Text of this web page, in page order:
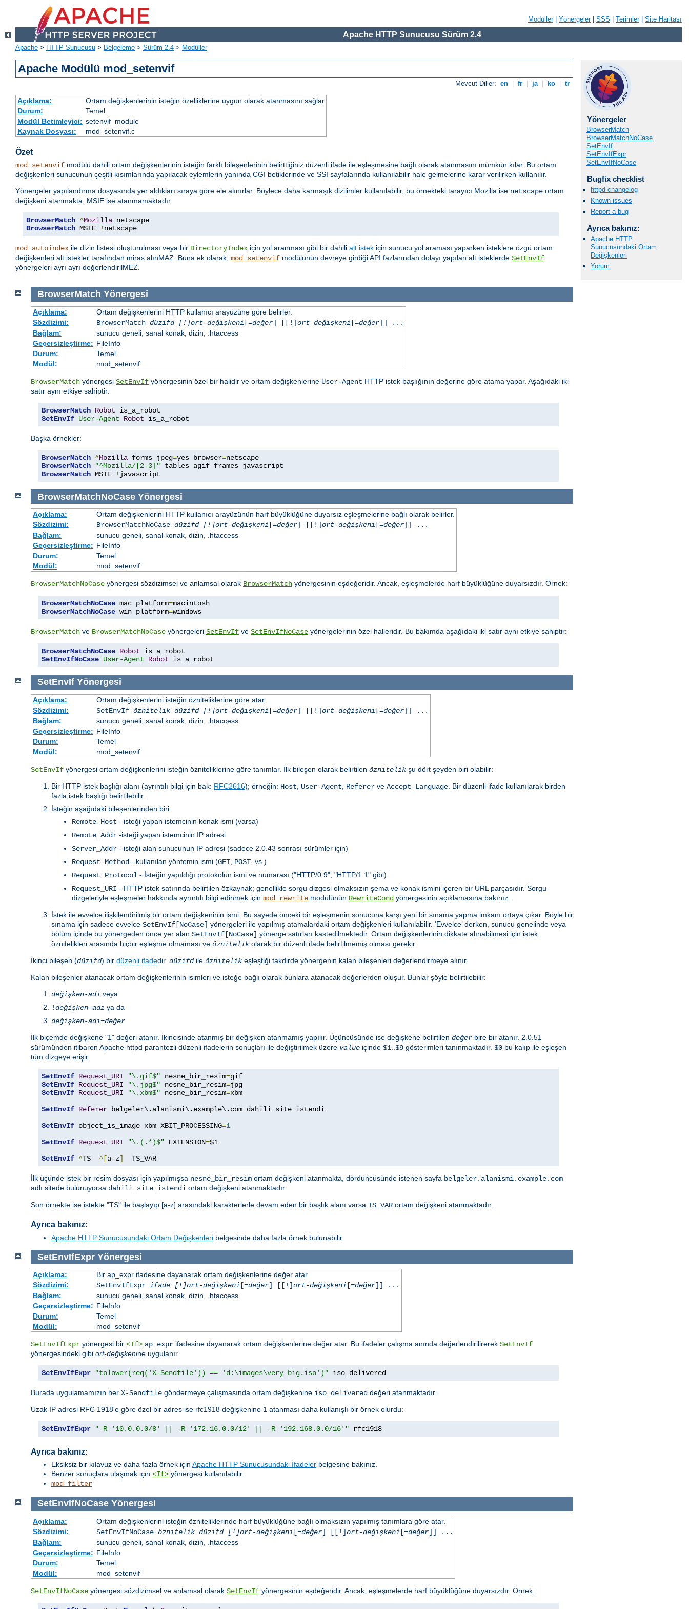
Modüller| Yönergeler| SSS Terimler| Site Haritası
Apache HTTP Sunucusu Sürüm 2.4
Apache > HTTP Sunucusu > Belgeleme > Sürüm 2.4 > Modüller
Apache Modülü mod_setenvif
Mevcut Diller: en fr ja ko tr
Açıklama:
Ortam değişkenlerinin isteğin özelliklerine uygun olarak atanmasını sağlar
Durum:
Temel
Modül Betimleyici: setenvif_module
Kaynak Dosyası:
mod_setenvif.c
Özet
mod_setenvif modülü dahili ortam değişkenlerinin isteğin farklı bileşenlerinin belirttiğiniz düzenli ifade ile eşleşmesine bağlı olarak atanmasını mümkün kılar. Bu ortam
değişkenleri sunucunun çeşitli kısımlarında yapılacak eylemlerin yanında CGI betiklerinde ve SSI sayfalarında kullanılabilir hale gelmelerine karar verilirken kullanılır.
Yönergeler yapılandırma dosyasında yer aldıkları sıraya göre ele alınırlar. Böylece daha karmaşık dizilimler kullanılabilir, bu örnekteki tarayıcı Mozilla ise netscape ortam
değişkeni atanmakta, MSIE ise atanmamaktadır.
BrowserMatch ^Mozilla
BrowserMatch MSIE ! netscape
mod_autoindex ile dizin listesi oluşturulması veya bir DirectoryIndex için yol aranması gibi bir dahili alt istek için sunucu yol araması yaparken isteklere özgü ortam
değişkenleri alt istekler tarafından miras alınMAZ. Buna ek olarak, mod_setenvif modülünün devreye girdiği API fazlarından dolayı yapılan alt isteklerde SetEnvIf
yönergeleri ayrı ayrı değerlendirilMEZ.
Yönergeler
BrowserMatch
BrowserMatchNoCase
SetEnvIf
SetEnvIfExpr
SetEnvIfNoCase
Bugfix checklist
httpd changelog
Known issues
Report a bug
Ayrıca bakınız:
Apache HTTP
Sunucusundaki Ortam
Değişkenleri
Yorum
BrowserMatch Yönergesi
Açıklama:
Ortam değişkenlerini HTTP kullanıcı arayüzüne göre belirler.
Sözdizimi:
BrowserMatch düzifd [!]ort-değişkeni [=değer] [[!]ort-değişkeni [=değer]] ...
Bağlam:
sunucu geneli, sanal konak, dizin, .htaccess
Geçersizleştirme: FileInfo
Durum:
Temel
Modül:
mod_setenvif
BrowserMatch yönergesi SetEnvIf yönergesinin özel bir halidir ve ortam değişkenlerine User-Agent HTTP istek başlığının değerine göre atama yapar. Aşağıdaki iki
satır aynı etkiye sahiptir:
BrowserMatch Robot
SetEnvIf User-Agent Robot is_a_robot
Başka örnekler:
BrowserMatch ^Mozilla forms jpeg=yes browser=
BrowserMatch
"^Mozilla/[2-3]"
BrowserMatch MSIE ! javascript
BrowserMatchNoCase Yönergesi
Açıklama:
Ortam değişkenlerini HTTP kullanıcı arayüzünün harf büyüklüğüne duyarsız eşleşmelerine bağlı olarak belirler.
Sözdizimi:
BrowserMatchNoCase düzifd [!]ort-değişkeni [=değer] [[!]ort-değişkeni [=değer]] ...
Bağlam:
sunucu geneli, sanal konak, dizin, .htaccess
Geçersizleştirme: FileInfo
Durum:
Temel
Modül:
mod_setenvif
BrowserMatchNoCase yönergesi sözdizimsel ve anlamsal olarak BrowserMatch yönergesinin eşdeğeridir. Ancak, eşleşmelerde harf büyüklüğüne duyarsızdır. Örnek:
BrowserMatchNoCase mac platform=
BrowserMatchNoCase win platform=windows
BrowserMatch ve BrowserMatchNoCase yönergeleri SetEnvIf ve SetEnvIfNoCase yönergelerinin özel halleridir. Bu bakımda aşağıdaki iki satır aynı etkiye sahiptir:
BrowserMatchNoCase Robot
SetEnvIfNoCase User-Agent Robot is_a_robot
SetEnvIf Yönergesi
Açıklama:
Ortam değişkenlerini isteğin özniteliklerine göre atar.
Sözdizimi:
SetEnvIf öznitelik düzifd [!]ort-değişkeni [=değer] [[!]ort-değişkeni [=değer]] ...
Bağlam:
sunucu geneli, sanal konak, dizin, .htaccess
Geçersizleştirme: FileInfo
Durum:
Temel
Modül:
mod_setenvif
SetEnvIf yönergesi ortam değişkenlerini isteğin özniteliklerine göre tanımlar. İlk bileşen olarak belirtilen öznitelik şu dört şeyden biri olabilir:
Bir HTTP istek başlığı alanı (ayrıntılı bilgi için bak: RFC2616); örneğin: Host User-Agent Referer ve Accept-Language . Bir düzenli ifade kullanılarak birden
fazla istek başlığı belirtilebilir.
İsteğin aşağıdaki bileşenlerinden biri:
Remote_Host - isteği yapan istemcinin konak ismi (varsa)
Remote_Addr -isteği yapan istemcinin IP adresi
Server_Addr - isteği alan sunucunun IP adresi (sadece 2.0.43 sonrası sürümler için)
Request_Method - kullanılan yöntemin ismi (GET POST , vs.)
Request_Protocol - İsteğin yapıldığı protokolün ismi ve numarası ("HTTP/0.9", "HTTP/1.1" gibi)
Request_URI - HTTP istek satırında belirtilen özkaynak; genellikle sorgu dizgesi olmaksızın şema ve konak ismini içeren bir URL parçasıdır. Sorgu
dizgeleriyle eşleşmeler hakkında ayrıntılı bilgi edinmek için mod_rewrite modülünün RewriteCond yönergesinin açıklamasına bakınız.
İstek ile evvelce ilişkilendirilmiş bir ortam değişkeninin ismi. Bu sayede önceki bir eşleşmenin sonucuna karşı yeni bir sınama yapma imkanı ortaya çıkar. Böyle bir
sınama için sadece evvelce SetEnvIf[NoCase] yönergeleri ile yapılmış atamalardaki ortam değişkenleri kullanılabilir. ‘Evvelce’ derken, sunucu genelinde veya
bölüm içinde bu yönergeden önce yer alan SetEnvIf[NoCase] yönerge satırları kastedilmektedir. Ortam değişkenlerinin dikkate alınabilmesi için istek
öznitelikleri arasında hiçbir eşleşme olmaması ve öznitelik olarak bir düzenli ifade belirtilmemiş olması gerekir.
İkinci bileşen (düzifd) bir düzenli ifadedir. düzifdile öznitelik eşleştiği takdirde yönergenin kalan bileşenleri değerlendirmeye alınır.
Kalan bileşenler atanacak ortam değişkenlerinin isimleri ve isteğe bağlı olarak bunlara atanacak değerlerden oluşur. Bunlar şöyle belirtilebilir:
değişken-adı veya
!değişken-adı ya da
değişken-adı=değer
İlk biçemde değişkene "1" değeri atanır. İkincisinde atanmış bir değişken atanmamış yapılır. Üçüncüsünde ise değişkene belirtilen değer bire bir atanır. 2.0.51
sürümünden itibaren Apache httpd parantezli düzenli ifadelerin sonuçları ile değiştirilmek üzere value içinde $1 $9 gösterimleri tanınmaktadır. $0 bu kalıp ile eşleşen
tüm dizgeye erişir.
SetEnvIf Request_URI "\.gif$" nesne_bir_resim=
SetEnvIf Request_URI "\.jpg$" nesne_bir_resim=
SetEnvIf Request_URI "\.xbm$" nesne_bir_resim=xbm
SetEnvIf Referer belgeler\.alanismi\.example\.com dahili_site_istendi
SetEnvIf object_is_image xbm XBIT_PROCESSING=1
SetEnvIf Request_URI "\.(.*)$" EXTENSION=$1
SetEnvIf ^TS ^[a-z]
  TS_VAR
İlk üçünde istek bir resim dosyası için yapılmışsa nesne_bir_resim ortam değişkeni atanmakta, dördüncüsünde istenen sayfa belgeler.alanismi.example.com
adlı sitede bulunuyorsa dahili_site_istendi ortam değişkeni atanmaktadır.
Son örnekte ise istekte "TS" ile başlayıp [a-z] arasındaki karakterlerle devam eden bir başlık alanı varsa TS_VAR ortam değişkeni atanmaktadır.
Ayrıca bakınız:
Apache HTTP Sunucusundaki Ortam Değişkenleri belgesinde daha fazla örnek bulunabilir.
SetEnvIfExpr Yönergesi
Açıklama:
Bir ap_expr ifadesine dayanarak ortam değişkenlerine değer atar
Sözdizimi:
SetEnvIfExpr ifade [!]ort-değişkeni [=değer] [[!]ort-değişkeni [=değer]] ...
Bağlam:
sunucu geneli, sanal konak, dizin, .htaccess
Geçersizleştirme: FileInfo
Durum:
Temel
Modül:
mod_setenvif
SetEnvIfExpr yönergesi bir <If> ap_expr ifadesine dayanarak ortam değişkenlerine değer atar. Bu ifadeler çalışma anında değerlendirilirerek SetEnvIf
yönergesindeki gibi ort-değişkenine uygulanır.
SetEnvIfExpr "tolower(req('X-Sendfile')) == 'd:\images\very_big.iso')" iso_delivered
Burada uygulamamızın her X-Sendfile göndermeye çalışmasında ortam değişkenine iso_delivered değeri atanmaktadır.
Uzak IP adresi RFC 1918'e göre özel bir adres ise rfc1918 değişkenine 1 atanması daha kullanışlı bir örnek olurdu:
SetEnvIfExpr "-R '10.0.0.0/8' || -R '172.16.0.0/12' || -R '192.168.0.0/16'" rfc1918
Ayrıca bakınız:
Eksiksiz bir kılavuz ve daha fazla örnek için Apache HTTP Sunucusundaki İfadeler belgesine bakınız.
Benzer sonuçlara ulaşmak için <If> yönergesi kullanılabilir.
mod_filter
SetEnvIfNoCase Yönergesi
Açıklama:
Ortam değişkenlerini isteğin özniteliklerinde harf büyüklüğüne bağlı olmaksızın yapılmış tanımlara göre atar.
Sözdizimi:
SetEnvIfNoCase öznitelik düzifd [!]ort-değişkeni [=değer] [[!]ort-değişkeni [=değer]] ...
Bağlam:
sunucu geneli, sanal konak, dizin, .htaccess
Geçersizleştirme: FileInfo
Durum:
Temel
Modül:
mod_setenvif
SetEnvIfNoCase yönergesi sözdizimsel ve anlamsal olarak SetEnvIf yönergesinin eşdeğeridir. Ancak, eşleşmelerde harf büyüklüğüne duyarsızdır. Örnek: